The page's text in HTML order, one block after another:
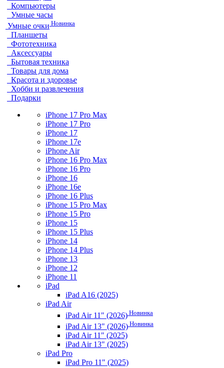
Компьютеры
Умные часы
Умные очки Новинка
Планшеты
Фототехника
Аксессуары
Бытовая техника
Товары для дома
Красота и здоровье
Хобби и развлечения
Подарки
iPhone 17 Pro Max
iPhone 17 Pro
iPhone 17
iPhone 17e
iPhone Air
iPhone 16 Pro Max
iPhone 16 Pro
iPhone 16
iPhone 16e
iPhone 16 Plus
iPhone 15 Pro Max
iPhone 15 Pro
iPhone 15
iPhone 15 Plus
iPhone 14
iPhone 14 Plus
iPhone 13
iPhone 12
iPhone 11
iPad
iPad A16 (2025)
iPad Air
iPad Air 11" (2026) Новинка
iPad Air 13" (2026) Новинка
iPad Air 11" (2025)
iPad Air 13" (2025)
iPad Pro
iPad Pro 11" (2025)